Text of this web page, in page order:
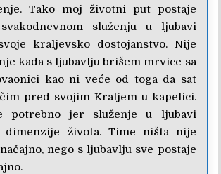
Tako moj životni put postaje
služenju u ljubavi
kraljevsko dostojanstvo. Nije
kada s ljubavlju brišem mrvice sa
kao ni veće od toga da sat
pred svojim Kraljem u kapelici.
potrebno jer služenje u ljubavi
dimenzije života. Time ništa nije
nego s ljubavlju sve postaje